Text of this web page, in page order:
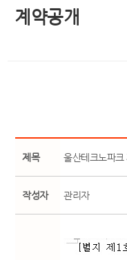
계약공개
제목 울산테크노파
작성자 관리자